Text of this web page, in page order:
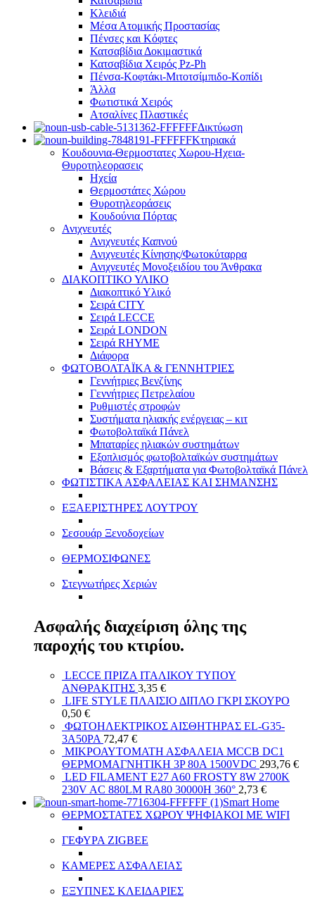
Κλειδιά
Μέσα Ατομικής Προστασίας
Πένσες και Κόφτες
Κατσαβίδια Δοκιμαστικά
Κατσαβίδια Χειρός Pz-Ph
Πένσα-Κοφτάκι-Μιτοτσίμπιδο-Κοπίδι
Άλλα
Φωτιστικά Χειρός
Ατσαλίνες Πλαστικές
Δικτύωση
Κτηριακά
Κουδουνια-Θερμοστατες Χωρου-Ηχεια-
Θυροτηλεορασεις
Ηχεία
Θερμοστάτες Χώρου
Θυροτηλεοράσεις
Κουδούνια Πόρτας
Ανιχνευτές
Ανιχνευτές Καπνού
Ανιχνευτές Κίνησης/Φωτοκύταρρα
Ανιχνευτές Μονοξειδίου του Άνθρακα
ΔΙΑΚΟΠΤΙΚΟ ΥΛΙΚΟ
Διακοπτικό Υλικό
Σειρά CITY
Σειρά LECCE
Σειρά LONDON
Σειρά RHYME
Διάφορα
ΦΩΤΟΒΟΛΤΑΪΚΑ & ΓΕΝΝΗΤΡΙΕΣ
Γεννήτριες Βενζίνης
Γεννήτριες Πετρελαίου
Ρυθμιστές στροφών
Συστήματα ηλιακής ενέργειας – κιτ
Φωτοβολταϊκά Πάνελ
Μπαταρίες ηλιακών συστημάτων
Εξοπλισμός φωτοβολταϊκών συστημάτων
Βάσεις & Εξαρτήματα για Φωτοβολταϊκά Πάνελ
ΦΩΤΙΣΤΙΚΑ ΑΣΦΑΛΕΙΑΣ ΚΑΙ ΣΗΜΑΝΣΗΣ
ΕΞΑΕΡΙΣΤΗΡΕΣ ΛΟΥΤΡΟΥ
Σεσουάρ Ξενοδοχείων
ΘΕΡΜΟΣΙΦΩΝΕΣ
Στεγνωτήρες Χεριών
Ασφαλής διαχείριση όλης της
παροχής του κτιρίου.
LECCE ΠΡΙΖΑ ΙΤΑΛΙΚΟΥ ΤΥΠΟΥ
ΑΝΘΡΑΚΙΤΗΣ 3,35 €
LIFE STYLE ΠΛΑΙΣΙΟ ΔΙΠΛΟ ΓΚΡΙ ΣΚΟΥΡΟ
0,50 €
ΦΩΤΟΗΛΕΚΤΡΙΚΟΣ ΑΙΣΘΗΤΗΡΑΣ EL-G35-
3A50PA 72,47 €
ΜΙΚΡΟΑΥΤΟΜΑΤΗ ΑΣΦΑΛΕΙΑ MCCB DC1
ΘΕΡΜΟΜΑΓΝΗΤΙΚΗ 3P 80A 1500VDC 293,76 €
LED FILAMENT E27 A60 FROSTY 8W 2700K
230V AC 880LM RA80 30000H 360° 2,73 €
Smart Home
ΘΕΡΜΟΣΤΑΤΕΣ ΧΩΡΟΥ ΨΗΦΙΑΚΟΙ ΜΕ WIFI
ΓΕΦΥΡΑ ZIGBEE
ΚΑΜΕΡΕΣ ΑΣΦΑΛΕΙΑΣ
ΕΞΥΠΝΕΣ ΚΛΕΙΔΑΡΙΕΣ